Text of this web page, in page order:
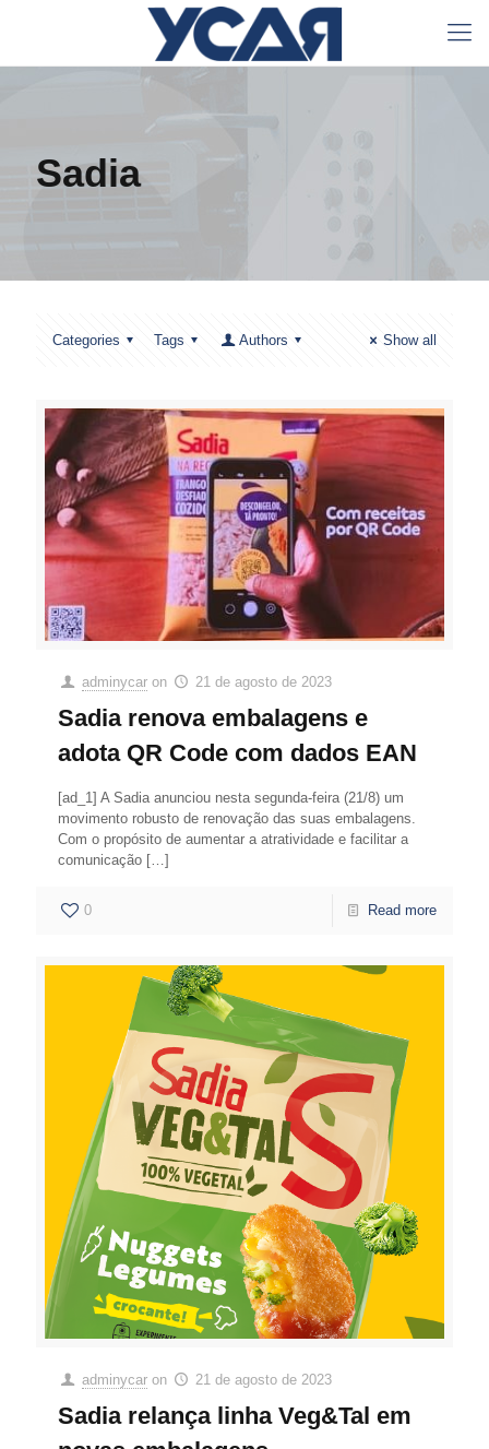
Sadia
Categories Tags Authors Show all
adminycar on 21 de agosto de 2023
Sadia renova embalagens e
adota QR Code com dados EAN
[ad_1] A Sadia anunciou nesta segunda-feira (21/8) um
movimento robusto de renovação das suas embalagens.
Com o propósito de aumentar a atratividade e facilitar a
comunicação […]
0 Read more
adminycar on 21 de agosto de 2023
Sadia relança linha Veg&Tal em